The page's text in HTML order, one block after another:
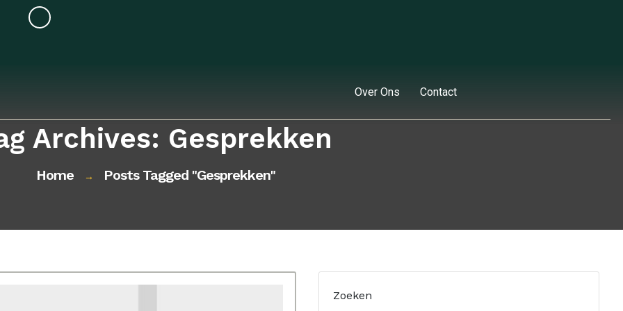
Over Ons Contact
Archives: Gesprekken
Home → Posts Tagged "gesprekken"
Zoeken